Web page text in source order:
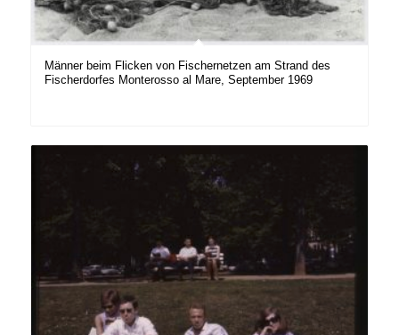
Männer beim Flicken von Fischernetzen am Strand des
Fischerdorfes Monterosso al Mare, September 1969